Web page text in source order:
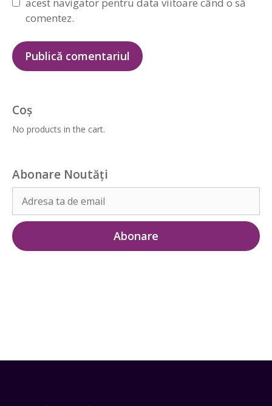
acest navigator pentru data viitoare când o să
comentez.
Coș
No products in the cart.
Abonare Noutăți